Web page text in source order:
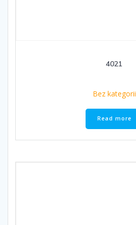
4021
Bez kategorii
Read more